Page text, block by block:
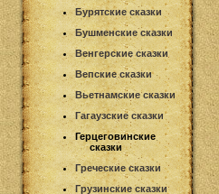
Бурятские сказки
Бушменские сказки
Венгерские сказки
Вепские сказки
Вьетнамские сказки
Гагаузские сказки
Герцеговинские
сказки
Греческие сказки
Грузинские сказки